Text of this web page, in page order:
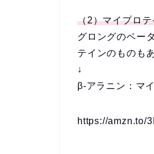
（2）マイプロテ
グロングのベー
テインのものも
↓
β-アラニン：マ
https://amzn.to/